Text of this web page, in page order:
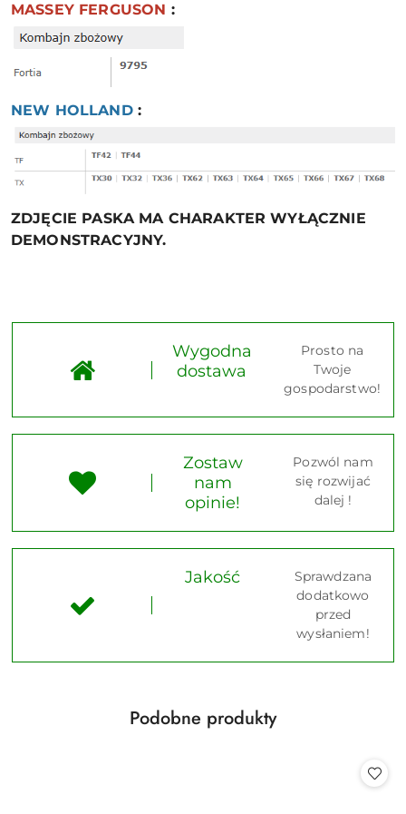
MASSEY FERGUSON :
NEW HOLLAND:
ZDJĘCIE PASKA MA CHARAKTER WYŁĄCZNIE
DEMONSTRACYJNY.
Wygodna
dostawa
Prosto na
Twoje
gospodarstwo!
Zostaw
nam
opinie!
Pozwól nam
się rozwijać
dalej !
Jakość
Sprawdzana
dodatkowo
przed
wysłaniem!
Pomiń karuzelę produktów
Produkty
Podobne produkty